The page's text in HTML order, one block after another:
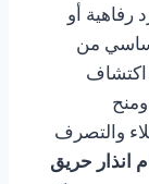
أو
من
اكتشاف
والتصرف
انذار حريق